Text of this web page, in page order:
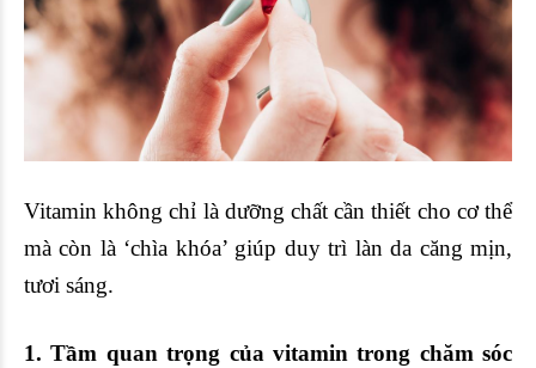
Vitamin không chỉ là dưỡng chất cần thiết cho cơ thể
mà còn là ‘chìa khóa’ giúp duy trì làn da căng mịn,
tươi sáng.
1. Tầm quan trọng của vitamin trong chăm sóc